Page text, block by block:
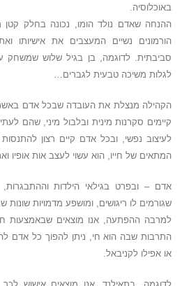
באוכלוסיה.
ההנחה שאדם נולד הומו, נכונה בחלק
הורמונים נשיים המעצבים את אישיותו
סביבתית. לדוגמה, בן בגיל שלוש שמשחק
לגלות משיכה טבעית לגברים…
הקהילה מנצלת את העובדה שבכל אדם
קיימים סקרנות מינית ובלבול מיני,שהם
לעיצוב נפשי, ובכל אדם קיים רצון
המתאים של חייו, הוא עשוי לעצב אות אופיו
אדם – ובפרט בגילאי הילדות
שגורמים לו ריגושים, ומושפע מדמויות שונות
למרבה ההפתעה, אנו מוצאים שבאמצעות
התרבות שבה הוא חי, ניתן להפוך כל אדם
או אפילו לקניבאל.